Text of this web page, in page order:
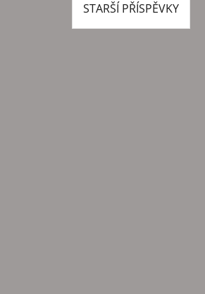
N
STARŠÍ PŘÍSPĚVKY